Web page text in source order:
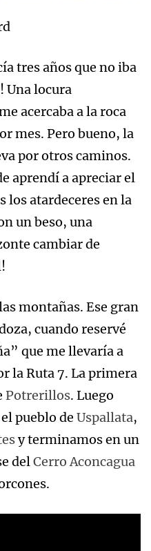
tres años que no iba
Una locura
acercaba a la roca
mes. Pero bueno, la
por otros caminos.
aprendí a apreciar el
los atardeceres en la
un beso, una
cambiar de
montañas. Ese gran
cuando reservé
que me llevaría a
la Ruta 7. La primera
Potrerillos. Luego
pueblo de Uspallata,
y terminamos en un
del Cerro Aconcagua